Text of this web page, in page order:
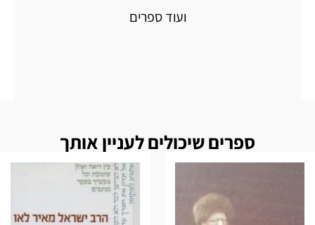
ועוד ספרים
ספרים שיכולים לעניין אותך